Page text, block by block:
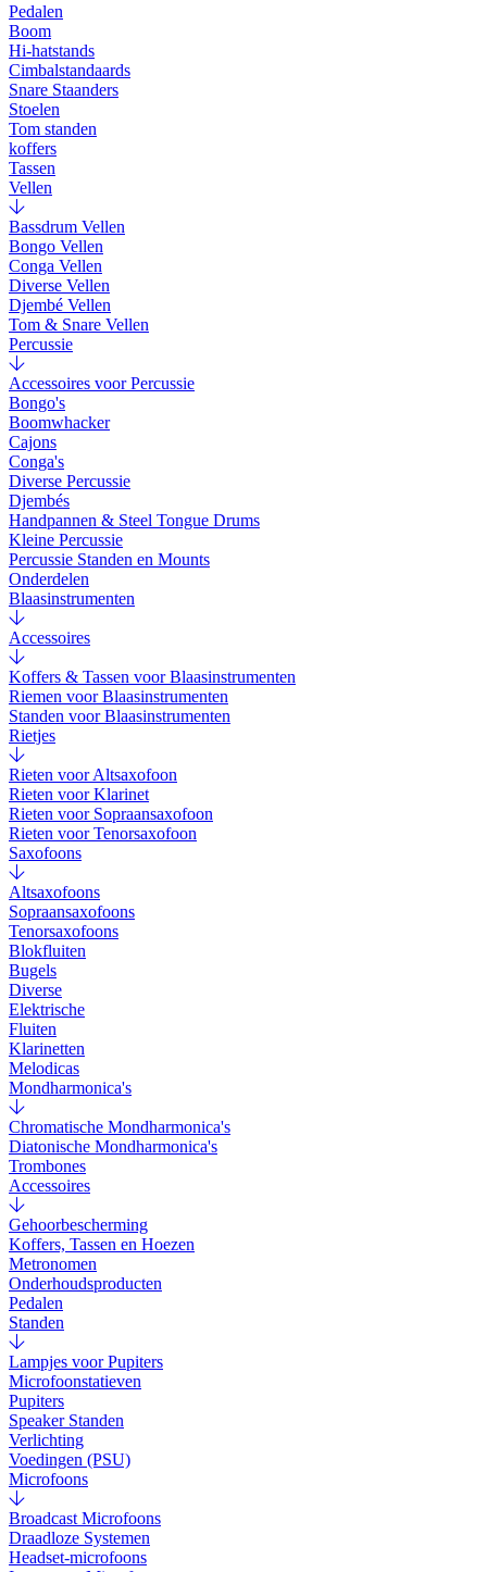
Pedalen
Boom
Hi-hatstands
Cimbalstandaards
Snare Staanders
Stoelen
Tom standen
koffers
Tassen
Vellen
Bassdrum Vellen
Bongo Vellen
Conga Vellen
Diverse Vellen
Djembé Vellen
Tom & Snare Vellen
Percussie
Accessoires voor Percussie
Bongo's
Boomwhacker
Cajons
Conga's
Diverse Percussie
Djembés
Handpannen & Steel Tongue Drums
Kleine Percussie
Percussie Standen en Mounts
Onderdelen
Blaasinstrumenten
Accessoires
Koffers & Tassen voor Blaasinstrumenten
Riemen voor Blaasinstrumenten
Standen voor Blaasinstrumenten
Rietjes
Rieten voor Altsaxofoon
Rieten voor Klarinet
Rieten voor Sopraansaxofoon
Rieten voor Tenorsaxofoon
Saxofoons
Altsaxofoons
Sopraansaxofoons
Tenorsaxofoons
Blokfluiten
Bugels
Diverse
Elektrische
Fluiten
Klarinetten
Melodicas
Mondharmonica's
Chromatische Mondharmonica's
Diatonische Mondharmonica's
Trombones
Accessoires
Gehoorbescherming
Koffers, Tassen en Hoezen
Metronomen
Onderhoudsproducten
Pedalen
Standen
Lampjes voor Pupiters
Microfoonstatieven
Pupiters
Speaker Standen
Verlichting
Voedingen (PSU)
Microfoons
Broadcast Microfoons
Draadloze Systemen
Headset-microfoons